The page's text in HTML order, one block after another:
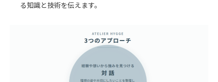
る知識と技術を伝えます。